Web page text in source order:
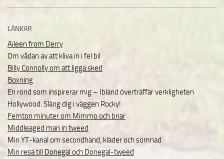
LÄNKAR
Aileen from Derry
Om vådan av att kliva in i fel bil
Billy Connolly om att ligga sked
Boxning
En rond som inspirerar mig – Ibland överträffar verkligheten
Hollywood. Släng dig i väggen Rocky!
Femton minuter om Mimmo och briar
Middleaged man in tweed
Min YT-kanal om secondhand, kläder och sömnad
Min resa till Donegal och Donegal-tweed